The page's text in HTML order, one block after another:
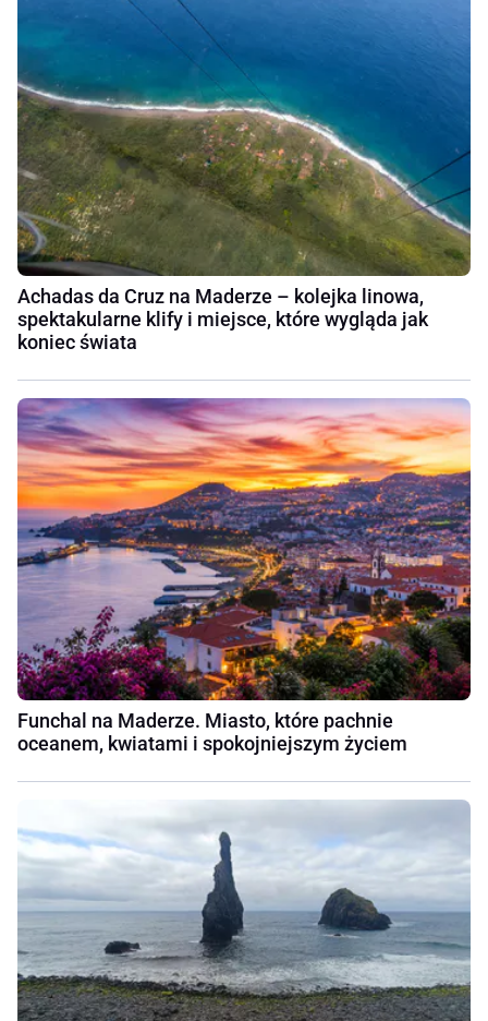
Achadas da Cruz na Maderze – kolejka linowa,
spektakularne klify i miejsce, które wygląda jak
koniec świata
Funchal na Maderze. Miasto, które pachnie
oceanem, kwiatami i spokojniejszym życiem